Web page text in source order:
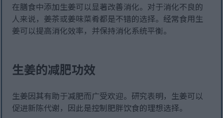
在膳食中添加生姜可以显著改善消化。对于消化不良的
人来说，姜茶或姜味菜肴都是不错的选择。经常食用生
姜可以提高消化效率，并保持消化系统平衡。
生姜的减肥功效
生姜因其有助于减肥而广受欢迎。研究表明，生姜可以
促进新陈代谢，因此是控制肥胖饮食的理想选择。